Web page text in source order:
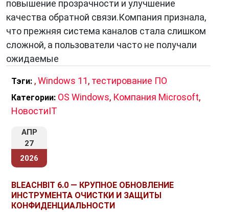
повышение прозрачности и улучшение
качества обратной связи.Компания признала,
что прежняя система каналов стала слишком
сложной, а пользователи часто не получали
ожидаемые
Тэги: ,Windows 11, тестирование ПО
Категории: OS Windows, Компания Microsoft,
НовостиIT
АПР
27
2026
BLEACHBIT 6.0 — КРУПНОЕ ОБНОВЛЕНИЕ
ИНСТРУМЕНТА ОЧИСТКИ И ЗАЩИТЫ
КОНФИДЕНЦИАЛЬНОСТИ